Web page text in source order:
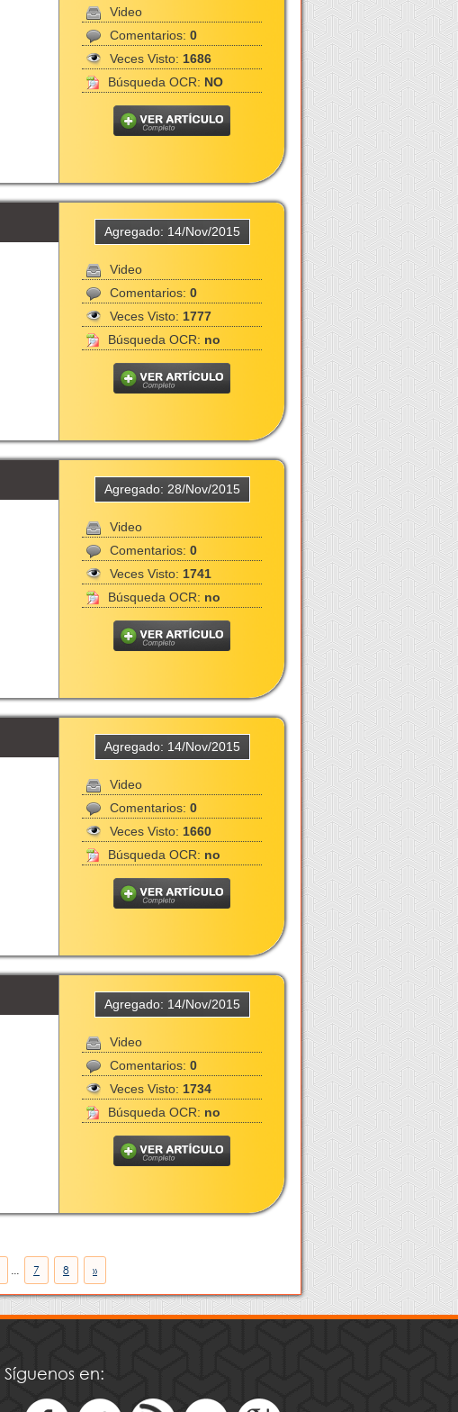
Video
Comentarios: 0
Veces Visto: 1686
Búsqueda OCR: NO
Agregado: 14/Nov/2015
Video
Comentarios: 0
Veces Visto: 1777
Búsqueda OCR: no
Agregado: 28/Nov/2015
Video
Comentarios: 0
Veces Visto: 1741
Búsqueda OCR: no
Agregado: 14/Nov/2015
Video
Comentarios: 0
Veces Visto: 1660
Búsqueda OCR: no
Agregado: 14/Nov/2015
Video
Comentarios: 0
Veces Visto: 1734
Búsqueda OCR: no
... 7 8 »
Síguenos en: